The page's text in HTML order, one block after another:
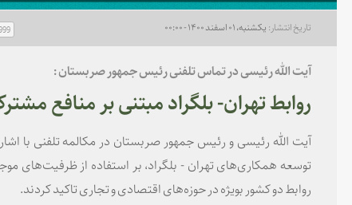
یکشنبه، ۰۱ اسفند ۱۴۰۰ - ۰۰:۰۰
آیت الله رئیسی در تماس تلفنی رئیس جمهور صربستان :
روابط تهران- بلگراد مبتنی بر منافع
آیت الله رئیسی و رئیس جمهور صربستان در مکالمه تلفنی با
توسعه همکاری‌های تهران - بلگراد، بر استفاده از ظرفیت‌های
روابط دو کشور بویژه در حوزه‌های اقتصادی و تجاری تاکید کردند.